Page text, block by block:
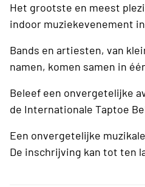
Het grootste en meest
indoor muziekevenement
Bands en artiesten, van
namen, komen samen in
Beleef een onvergetelijke
de Internationale Taptoe
Een onvergetelijke
De inschrijving kan tot ten